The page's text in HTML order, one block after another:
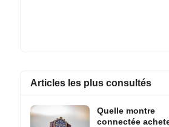
Articles les plus consultés
Quelle montre
connectée